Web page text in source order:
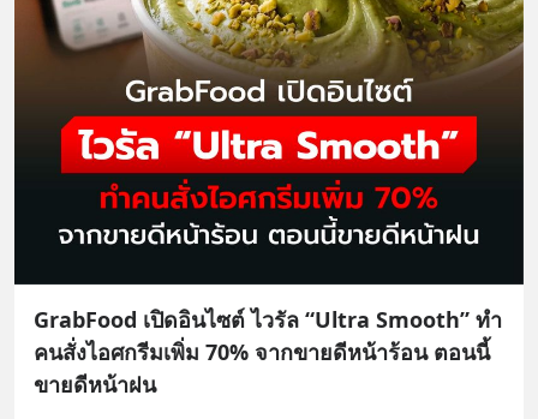
GrabFood เปิดอินไซต์ ไวรัล “Ultra Smooth” ทำ
คนสั่งไอศกรีมเพิ่ม 70% จากขายดีหน้าร้อน ตอนนี้
ขายดีหน้าฝน